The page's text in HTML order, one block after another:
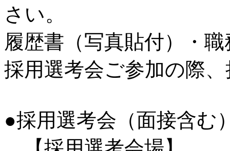
さい。
履歴書（写真貼付）・
採用選考会ご参加の際
●採用選考会（面接含む